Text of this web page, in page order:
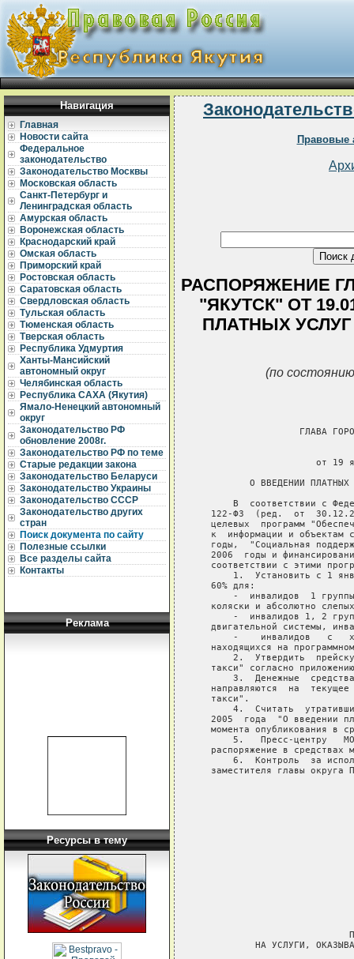
Навигация
Главная
Новости сайта
Федеральное
законодательство
Законодательство Москвы
Московская область
Санкт-Петербург и
Ленинградская область
Амурская область
Воронежская область
Краснодарский край
Омская область
Приморский край
Ростовская область
Саратовская область
Свердловская область
Тульская область
Тюменская область
Тверская область
Республика Удмуртия
Ханты-Мансийский
автономный округ
Челябинская область
Республика САХА (Якутия)
Ямало-Ненецкий автономный
округ
Законодательство РФ
обновление 2008г.
Законодательство РФ по теме
Старые редакции закона
Законодательство Беларуси
Законодательство Украины
Законодательство СССР
Законодательство других
стран
Поиск документа по сайту
Полезные ссылки
Все разделы сайта
Контакты
Реклама
Ресурсы в тему
Правовые
РАСПОРЯЖЕНИЕ
"ЯКУТСК" ОТ
ПЛАТНЫХ
(по
ГЛАВА
от 19
О ВВЕДЕНИИ
В  соответствии с
122-ФЗ  (ред.  от
целевых  программ
к  информации и объектам
годы,  "Социальная
2006  годы и
соответствии с этими
1.  Установить с 1
   60% для:
-  инвалидов  1
коляски и абсолютно
-  инвалидов 1, 2
двигательной системы,
-    инвалидов   с
находящихся на
2.  Утвердить
такси" согласно
3.  Денежные
направляются  на
   такси".
4.  Считать
2005  года  "О введении
момента опубликования в
5.   Пресс-центру
распоряжение в средствах
6.  Контроль  за
заместителя главы округа
НА УСЛУГИ,